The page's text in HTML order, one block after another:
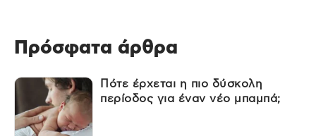
Πρόσφατα άρθρα
Πότε έρχεται η πιο δύσκολη
περίοδος για έναν νέο μπαμπά;